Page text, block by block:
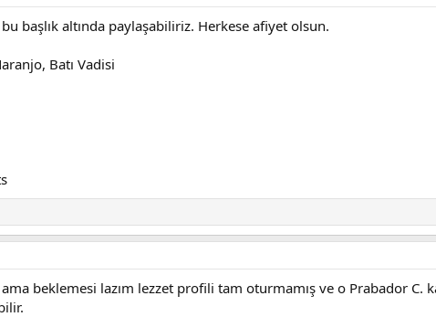
başlık altında paylaşabiliriz. Herkese afiyet olsun.
Batı Vadisi
beklemesi lazım lezzet profili tam oturmamış ve o Prabador C.